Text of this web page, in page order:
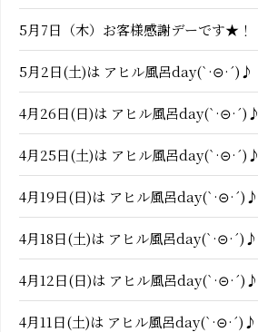
5月7日（木）お客様感謝デーです★！
5月2日(土)は アヒル風呂day(`·⊝·´)♪
4月26日(日)は アヒル風呂day(`·⊝·´)♪
4月25日(土)は アヒル風呂day(`·⊝·´)♪
4月19日(日)は アヒル風呂day(`·⊝·´)♪
4月18日(土)は アヒル風呂day(`·⊝·´)♪
4月12日(日)は アヒル風呂day(`·⊝·´)♪
4月11日(土)は アヒル風呂day(`·⊝·´)♪